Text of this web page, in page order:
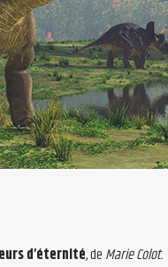
d’éternité, de Marie Colot.